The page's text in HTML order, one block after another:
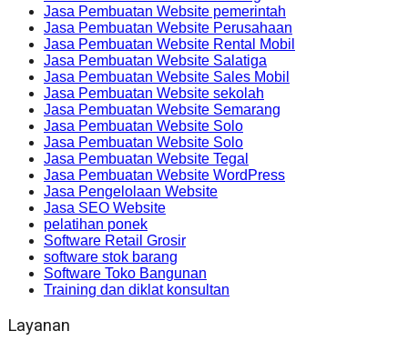
Jasa Pembuatan Website pemerintah
Jasa Pembuatan Website Perusahaan
Jasa Pembuatan Website Rental Mobil
Jasa Pembuatan Website Salatiga
Jasa Pembuatan Website Sales Mobil
Jasa Pembuatan Website sekolah
Jasa Pembuatan Website Semarang
Jasa Pembuatan Website Solo
Jasa Pembuatan Website Solo
Jasa Pembuatan Website Tegal
Jasa Pembuatan Website WordPress
Jasa Pengelolaan Website
Jasa SEO Website
pelatihan ponek
Software Retail Grosir
software stok barang
Software Toko Bangunan
Training dan diklat konsultan
Layanan